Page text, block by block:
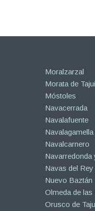
Moralzarzal
Morata de
Móstoles
Navacerrada
Navalafuente
Navalagamella
Navalcarnero
Navarredonda
Navas del Rey
Nuevo Baztán
Olmeda de las
Orusco de